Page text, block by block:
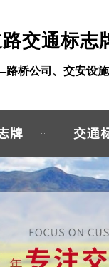
交通标志
桥公司、交安设施
牌 交通